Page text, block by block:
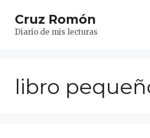
contenido
Cruz Romón
Diario de mis lecturas
libro